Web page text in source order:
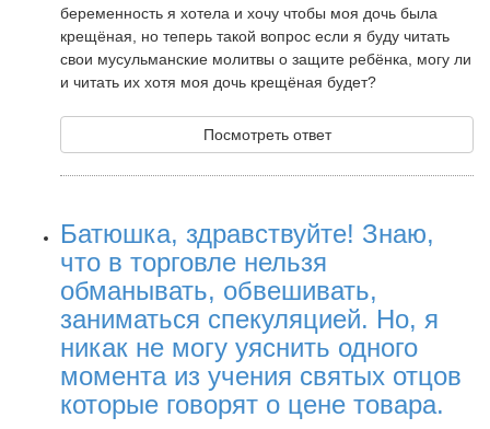
беременность я хотела и хочу чтобы моя дочь была
крещёная, но теперь такой вопрос если я буду читать
свои мусульманские молитвы о защите ребёнка, могу ли
и читать их хотя моя дочь крещёная будет?
Посмотреть ответ
Батюшка, здравствуйте! Знаю,
что в торговле нельзя
обманывать, обвешивать,
заниматься спекуляцией. Но, я
никак не могу уяснить одного
момента из учения святых отцов
которые говорят о цене товара.